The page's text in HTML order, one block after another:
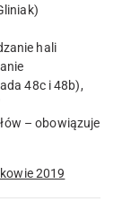
hali
48c i 48b),
– obowiązuje
2019